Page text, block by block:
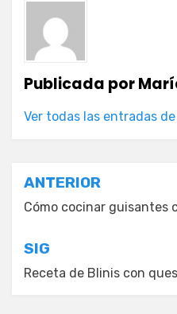
Publicada por
Ver todas las entradas
Navegación
de
entradas
ANTERIOR
Cómo cocinar guisantes
SIG
Receta de Blinis con